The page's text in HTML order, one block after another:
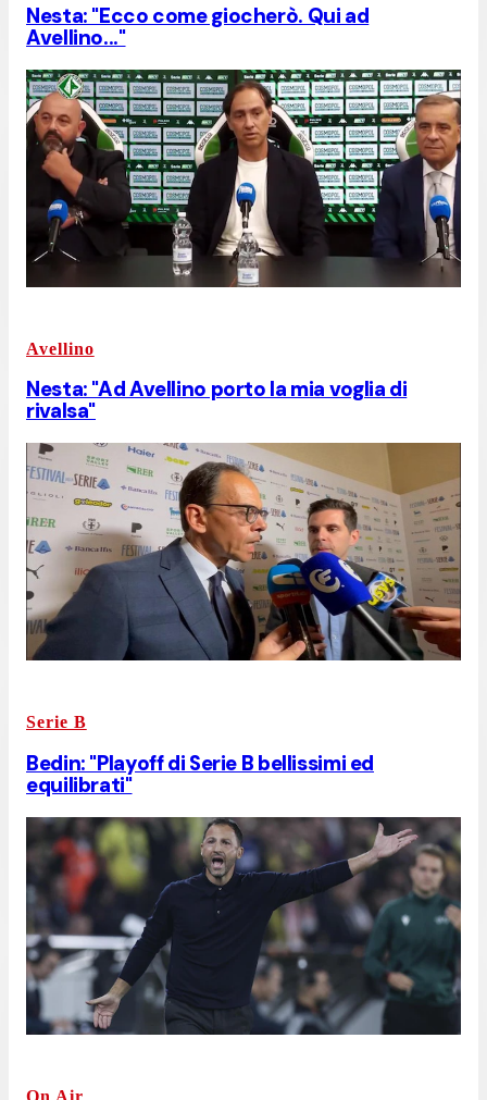
Nesta: "Ecco come giocherò. Qui ad
Avellino..."
Avellino
Nesta: "Ad Avellino porto la mia voglia di
rivalsa"
Serie B
Bedin: "Playoff di Serie B bellissimi ed
equilibrati"
On Air